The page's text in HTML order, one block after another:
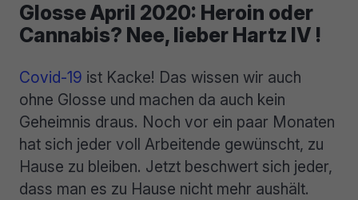
Glosse April 2020: Heroin oder
Cannabis? Nee, lieber Hartz IV !
Covid-19 ist Kacke! Das wissen wir auch
ohne Glosse und machen da auch kein
Geheimnis draus. Noch vor ein paar Monaten
hat sich jeder voll Arbeitende gewünscht, zu
Hause zu bleiben. Jetzt beschwert sich jeder,
dass man es zu Hause nicht mehr aushält.